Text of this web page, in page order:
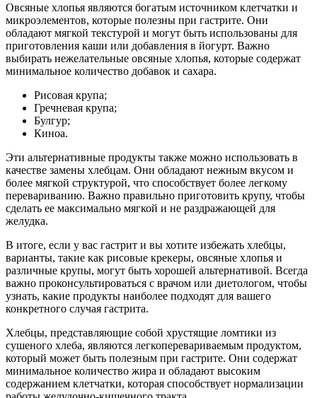
Овсяные хлопья являются богатым источником клетчатки и
микроэлементов, которые полезны при гастрите. Они
обладают мягкой текстурой и могут быть использованы для
приготовления каши или добавления в йогурт. Важно
выбирать нежелательные овсяные хлопья, которые содержат
минимальное количество добавок и сахара.
Рисовая крупа;
Гречневая крупа;
Булгур;
Киноа.
Эти альтернативные продукты также можно использовать в
качестве замены хлебцам. Они обладают нежным вкусом и
более мягкой структурой, что способствует более легкому
перевариванию. Важно правильно приготовить крупу, чтобы
сделать ее максимально мягкой и не раздражающей для
желудка.
В итоге, если у вас гастрит и вы хотите избежать хлебцы,
варианты, такие как рисовые крекеры, овсяные хлопья и
различные крупы, могут быть хорошей альтернативой. Всегда
важно проконсультироваться с врачом или диетологом, чтобы
узнать, какие продукты наиболее подходят для вашего
конкретного случая гастрита.
Хлебцы, представляющие собой хрустящие ломтики из
сушеного хлеба, являются легкоперевариваемым продуктом,
который может быть полезным при гастрите. Они содержат
минимальное количество жира и обладают высоким
содержанием клетчатки, которая способствует нормализации